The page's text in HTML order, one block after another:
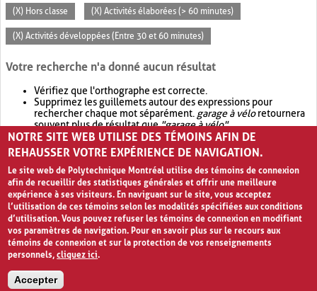
(X) Hors classe (X) Activités élaborées (> 60 minutes)
(X) Activités développées (Entre 30 et 60 minutes)
Votre recherche n'a donné aucun résultat
Vérifiez que l'orthographe est correcte.
Supprimez les guillemets autour des expressions pour
rechercher chaque mot séparément. garage à véloretournera
souvent plus de résultat que"garage à vélo".
Envisagez d'élargir votre recherche avec OR.garage OR vélo
retournera souvent plus de résultat quegarage à vélo
NOTRE SITE WEB UTILISE DES TÉMOINS AFIN DE
REHAUSSER VOTRE EXPÉRIENCE DE NAVIGATION.
Le site web de Polytechnique Montréal utilise des témoins de connexion
afin de recueillir des statistiques générales et offrir une meilleure
expérience à ses visiteurs. En naviguant sur le site, vous acceptez
l’utilisation de ces témoins selon les modalités spécifiées aux conditions
d’utilisation. Vous pouvez refuser les témoins de connexion en modifiant
vos paramètres de navigation. Pour en savoir plus sur le recours aux
témoins de connexion et sur la protection de vos renseignements
personnels,cliquez ici.
Accepter